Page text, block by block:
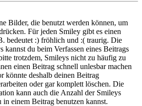
Bilder, die benutzt werden können, um
Für jeden Smiley gibt es einen
bedeutet :) fröhlich und :( traurig. Die
kannst du beim Verfassen eines Beitrags
trotzdem, Smileys nicht zu häufig zu
einen Beitrag schnell unlesbar machen
könnte deshalb deinen Beitrag
oder gar komplett löschen. Die
kann auch die Anzahl der Smileys
in einem Beitrag benutzen kannst.